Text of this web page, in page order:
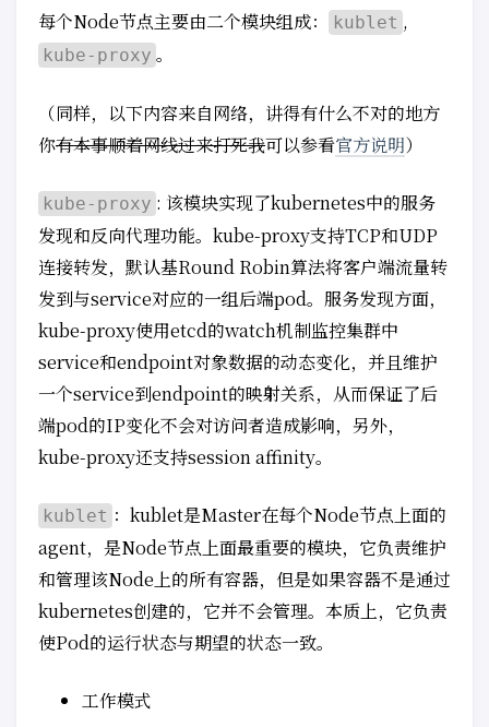
每个Node节点主要由二个模块组成： kublet ,
kube-proxy 。
（同样，以下内容来自网络，讲得有什么不对的地方
你有本事顺着网线过来打死我可以参看官方说明）
kube-proxy : 该模块实现了kubernetes中的服务
发现和反向代理功能。kube-proxy支持TCP和UDP
连接转发，默认基Round Robin算法将客户端流量转
发到与service对应的一组后端pod。服务发现方面，
kube-proxy使用etcd的watch机制监控集群中
service和endpoint对象数据的动态变化，并且维护
一个service到endpoint的映射关系，从而保证了后
端pod的IP变化不会对访问者造成影响，另外，
kube-proxy还支持session affinity。
kublet ：kublet是Master在每个Node节点上面的
agent，是Node节点上面最重要的模块，它负责维护
和管理该Node上的所有容器，但是如果容器不是通过
kubernetes创建的，它并不会管理。本质上，它负责
使Pod的运行状态与期望的状态一致。
工作模式